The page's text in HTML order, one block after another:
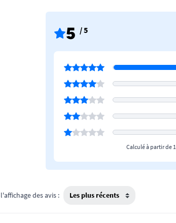
5 / 5
Calculé à partir de
des avis :